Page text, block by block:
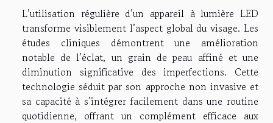
L’utilisation régulière d’un appareil à lumière LED
transforme visiblement l’aspect global du visage. Les
études cliniques démontrent une amélioration
notable de l’éclat, un grain de peau affiné et une
diminution significative des imperfections. Cette
technologie séduit par son approche non invasive et
sa capacité à s’intégrer facilement dans une routine
quotidienne, offrant un complément efficace aux